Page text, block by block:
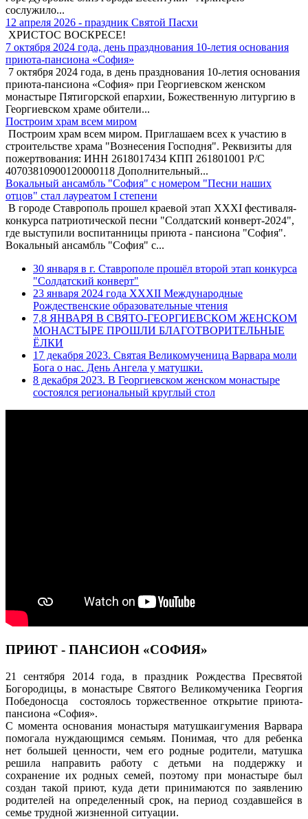
сослужило...
12 апреля 2026 - праздник Святой Пасхи
ХРИСТОС ВОСКРЕСЕ!
7 октября 2024 года, день празднования 10-летия основания
приюта-пансиона «София»
7 октября 2024 года, в день празднования 10-летия основания
приюта-пансиона «София» при Георгиевском женском
монастыре Пятигорской епархии, Божественную литургию в
Георгиевском храме обители...
Построим храм всем миром
Построим храм всем миром. Приглашаем всех к участию в
строительстве храма "Вознесения Господня". Реквизиты для
пожертвования: ИНН 2618017434 КПП 261801001 Р/С
40703810900120000118 Дополнительный...
Вокальный ансамбль "София" с номером "Песни наших
отцов" стал лауреатом I степени
В городе Ставрополь прошел краевой этап XXXI фестиваля-
конкурса патриотической песни "Солдатский конверт-2024",
где выступили воспитанницы приюта - пансиона "София".
Вокальный ансамбль "София" с...
30 января в г. Ставрополе прошёл второй этап конкурса
"Солдатский конверт"
23 января 2024 года XXXII Международные
Рождественские образовательные чтения
7,8 ЯНВАРЯ В СВЯТО-ГЕОРГИЕВСКОМ ЖЕНСКОМ
МОНАСТЫРЕ ПРОШЛИ БЛАГОТВОРИТЕЛЬНЫЕ
ЁЛКИ
17 декабря 2023. Святая Великомученица Варвара моли
Бога о нас. День Ангела у матушки.
8 декабря 2023. В Георгиевском женском монастыре
состоялся региональный круглый стол
ПРИЮТ - ПАНСИОН «СОФИЯ»
21 сентября 2014 года, в праздник Рождества Пресвятой
Богородицы, в монастыре Святого Великомученика Георгия
Победоносца состоялось торжественное открытие приюта-
пансиона «София».
С момента основания монастыря матушкаигумения Варвара
помогала нуждающимся семьям. Понимая, что для ребенка
нет большей ценности, чем его родные родители, матушка
решила направить работу с детьми на поддержку и
сохранение их родных семей, поэтому при монастыре был
создан такой приют, куда дети принимаются по заявлению
родителей на определенный срок, на период создавшейся в
семье трудной жизненной ситуации.